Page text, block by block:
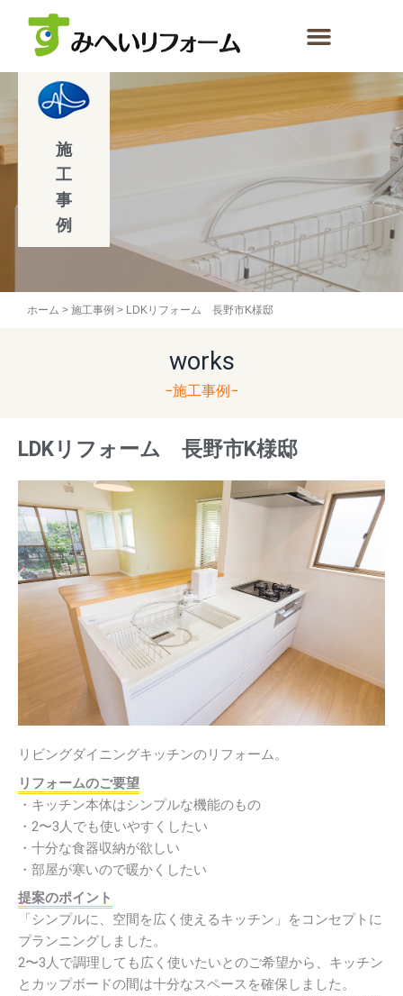
ス
ッ
施
工
事
例
ホーム > 施工事例 > LDKリフォーム 長野市K様邸
works
−施工事例−
LDKリフォーム 長野市K様邸
リビングダイニングキッチンのリフォーム。
リフォームのご要望
・キッチン本体はシンプルな機能のもの
・2〜3人でも使いやすくしたい
・十分な食器収納が欲しい
・部屋が寒いので暖かくしたい
提案のポイント
「シンプルに、空間を広く使えるキッチン」をコンセプトに
プランニングしました。
2〜3人で調理しても広く使いたいとのご希望から、キッチン
とカップボードの間は十分なスペースを確保しました。